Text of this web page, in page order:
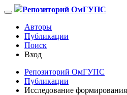
Репозиторий ОмГУПС
Авторы
Публикации
Поиск
Вход
Репозиторий ОмГУПС
Публикации
Исследование